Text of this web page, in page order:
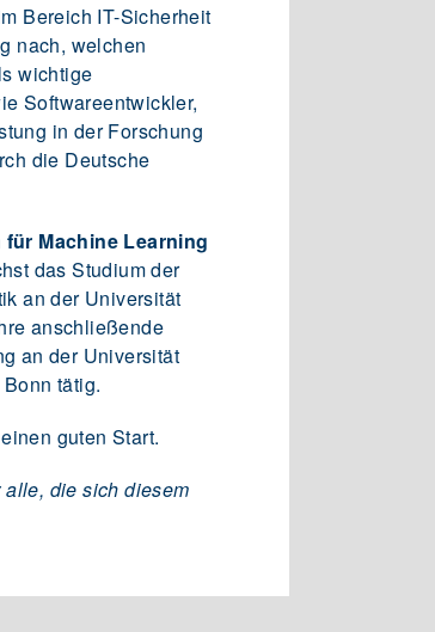
Bereich IT-Sicherheit
nach, welchen
wichtige
Softwareentwickler,
in der Forschung
die Deutsche
Machine Learning
das Studium der
an der Universität
anschließende
an der Universität
tätig.
guten Start.
die sich diesem